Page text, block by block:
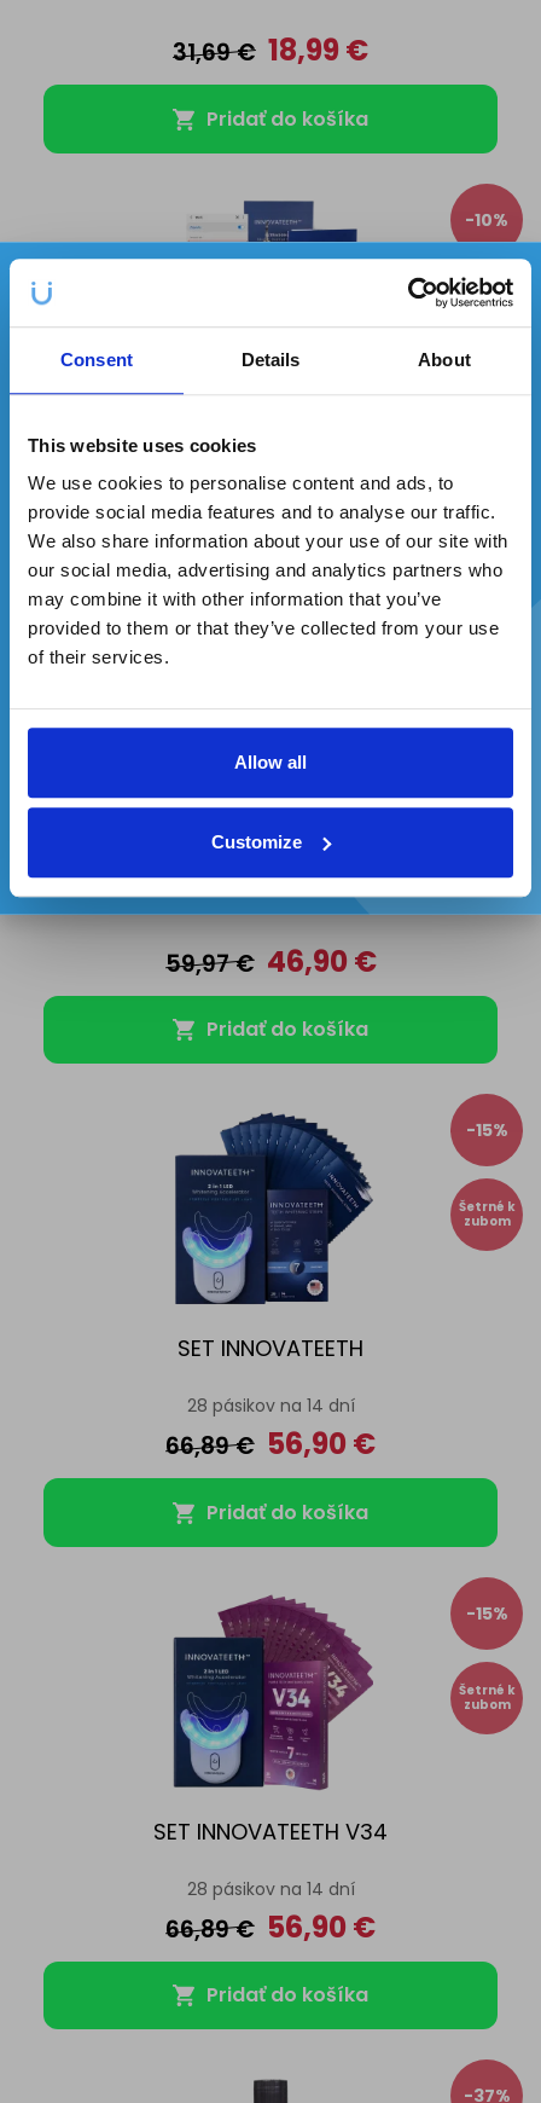
Consent Details About
This website uses cookies
We use cookies to personalise content and ads, to
provide social media features and to analyse our traffic.
We also share information about your use of our site with
our social media, advertising and analytics partners who
may combine it with other information that you’ve
provided to them or that they’ve collected from your use
of their services.
Allow all
Customize
31,69€ 18,99€
Pridať do košíka
-10%
ODSTRAŇOVAČ ZUBNÉHO KAMEŇA
99,90€ 89,90€
Pridať do košíka
SET 3KS INNOVATEETH COLOR CORRECTOR
59,97€ 46,90€
Pridať do košíka
-15%
Šetrné k
zubom
SET INNOVATEETH
28 pásikov na 14 dní
66,89€ 56,90 €
Pridať do košíka
-15%
Šetrné k
zubom
SET INNOVATEETH V34
28 pásikov na 14 dní
66,89€ 56,90 €
Pridať do košíka
-37%
✕
Každý mesiac môžete vyhrať3
produkty
z našej ponuky!
Zadajte svoj e-mail a ste v hre.
Súhlasím so spracovaním osobných údajov a